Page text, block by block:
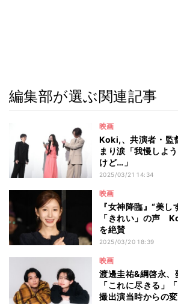
編集部が選ぶ関連記事
映画
Koki,、共演者・監
まり涙「我慢しよ
けど…」
2025/03/21 14:34
映画
『女神降臨』“美
「きれい」の声
を絶賛
2025/03/20 18:39
映画
渡邊圭祐&綱啓永
「これに尽きる」
撮出演当時からの